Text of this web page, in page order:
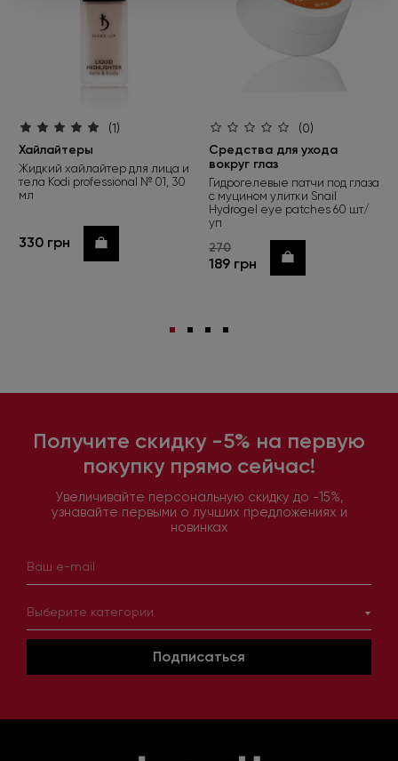
(1)
Хайлайтеры
Жидкий хайлайтер для лица и
тела Kodi professional № 01, 30
мл
330 грн Купить
(0)
Средства для ухода
вокруг глаз
Гидрогелевые патчи под глаза
с муцином улитки Snail
Hydrogel eye patches 60 шт/
уп
270
189 грн Купить
Получите скидку -5% на первую
покупку прямо сейчас!
Увеличивайте персональную скидку до -15%,
узнавайте первыми о лучших предложениях и
новинках
Выберите категории
Подписаться